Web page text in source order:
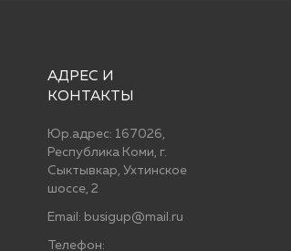
АДРЕС И
КОНТАКТЫ
Юр.адрес: 167026,
Республика Коми, г.
Сыктывкар, Ухтинское
шоссе, 2
Email: busigup@mail.ru
Телефон: